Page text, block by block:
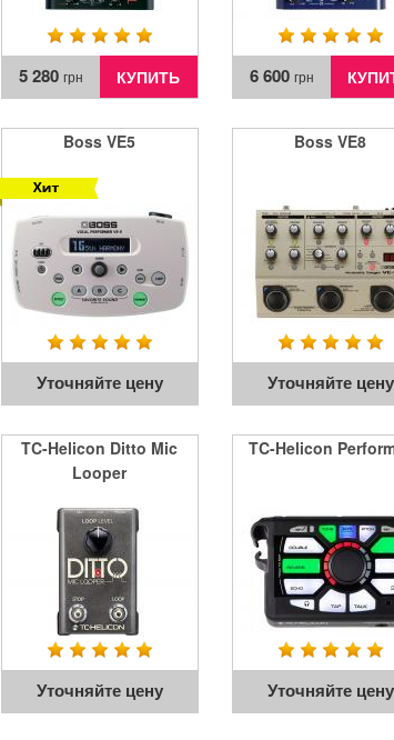
5 280 грн КУПИТЬ 6 600 грн
Boss VE5
Уточняйте цену
Boss VE8
Уточняйте цену
TC-Helicon Ditto Mic
Looper
Уточняйте цену
TC-Helicon
Уточняйте цену